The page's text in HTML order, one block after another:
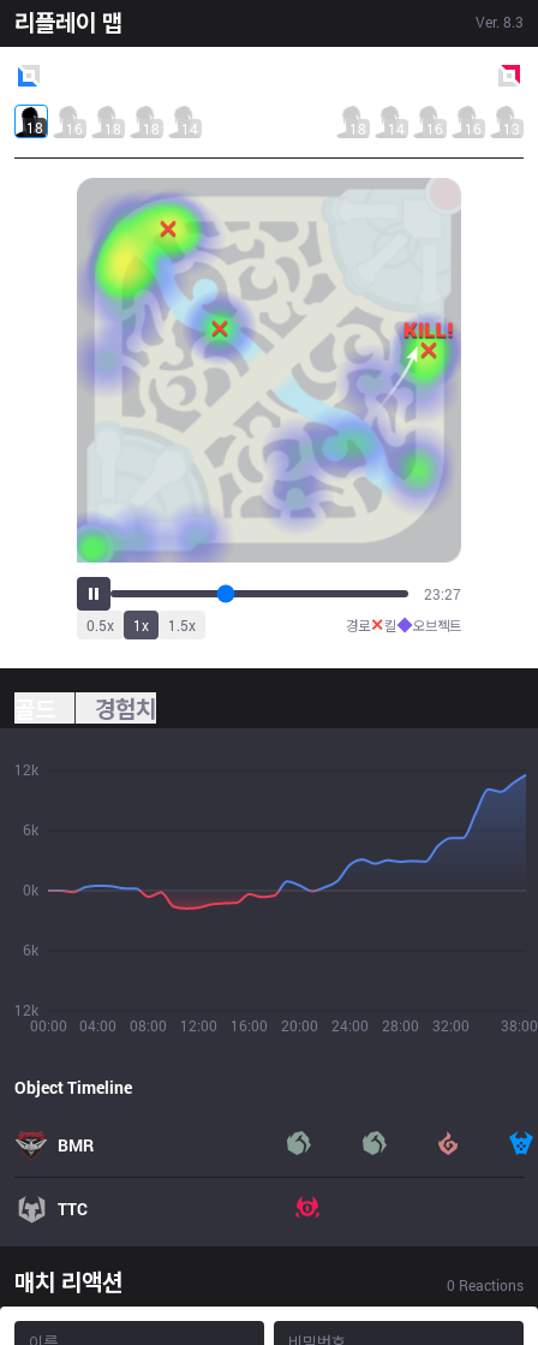
리플레이 맵 Ver. 8.3
18 16 18 18 14 18 14 16 16 13
25:58
0.5x 1x 1.5x 경로✕킬◆오브젝트
경험치
00:00 04:00 08:00 12:00 16:00 20:00 24:00 28:00 32:00 38:00
12k
6k
0k
6k
12k
Object Timeline
BMR
TTC
매치 리액션 0 Reactions